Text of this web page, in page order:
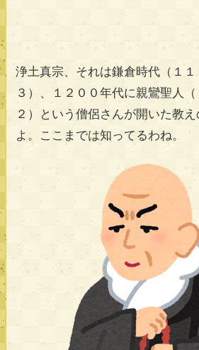
浄土真宗、それは鎌倉時代（１１
３）、１２００年代に親鸞聖人
２）という僧侶さんが開いた教
よ。ここまでは知ってるわね。